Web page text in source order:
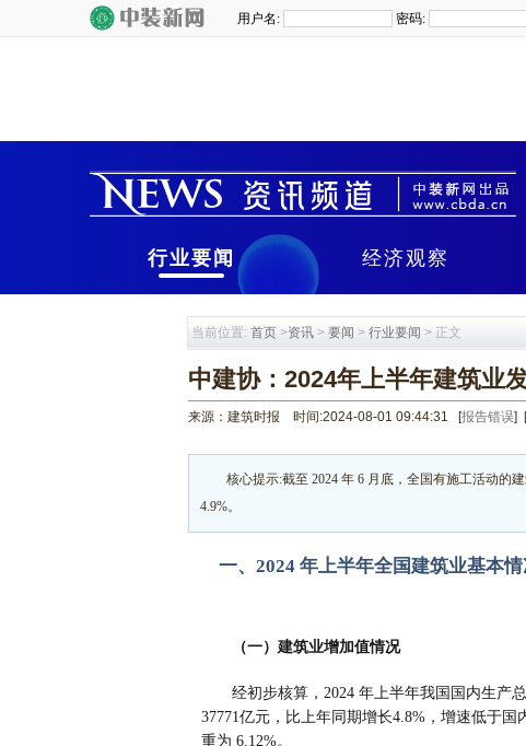
行业要闻 经济观察
当前位置: 首页 >资讯 > 要闻 > 行业要闻 > 正文
中建协：2024年上半年建筑业
来源：建筑时报 时间:2024-08-01 09:44:31 [报告错误] [
核心提示:截至 2024 年 6 月底，全国有施工活动的建
4.9%。
一、2024 年上半年全国建筑业基本
（一）建筑业增加值情况
经初步核算，2024 年上半年我国国内生产
37771亿元，比上年同期增长4.8%，增速低于
重为 6.12%。